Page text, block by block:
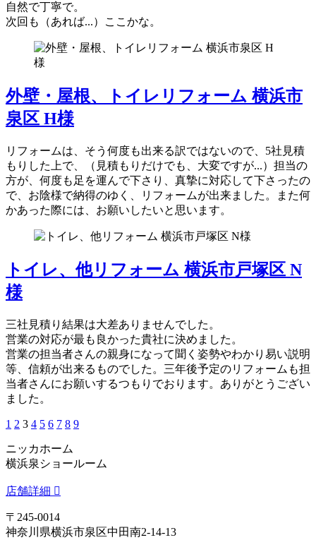
自然で丁寧で。
次回も（あれば...）ここかな。
外壁・屋根、トイレリフォーム 横浜市
泉区 H様
リフォームは、そう何度も出来る訳ではないので、5社見積
もりした上で、（見積もりだけでも、大変ですが...）担当の
方が、何度も足を運んで下さり、真摯に対応して下さったの
で、お陰様で納得のゆく、リフォームが出来ました。また何
かあった際には、お願いしたいと思います。
トイレ、他リフォーム 横浜市戸塚区 N
様
三社見積り結果は大差ありませんでした。
営業の対応が最も良かった貴社に決めました。
営業の担当者さんの親身になって聞く姿勢やわかり易い説明
等、信頼が出来るものでした。三年後予定のリフォームも担
当者さんにお願いするつもりでおります。ありがとうござい
ました。
1 2 3 4 5 6 7 8 9
ニッカホーム
横浜泉ショールーム
店舗詳細
〒245-0014
神奈川県横浜市泉区中田南2-14-13